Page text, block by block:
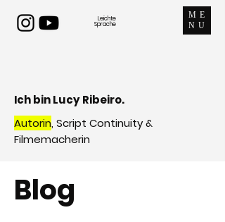
Leichte
Sprache
ME
NU
Ich bin Lucy Ribeiro.
Autorin, Script Continuity &
Filmemacherin
Blog